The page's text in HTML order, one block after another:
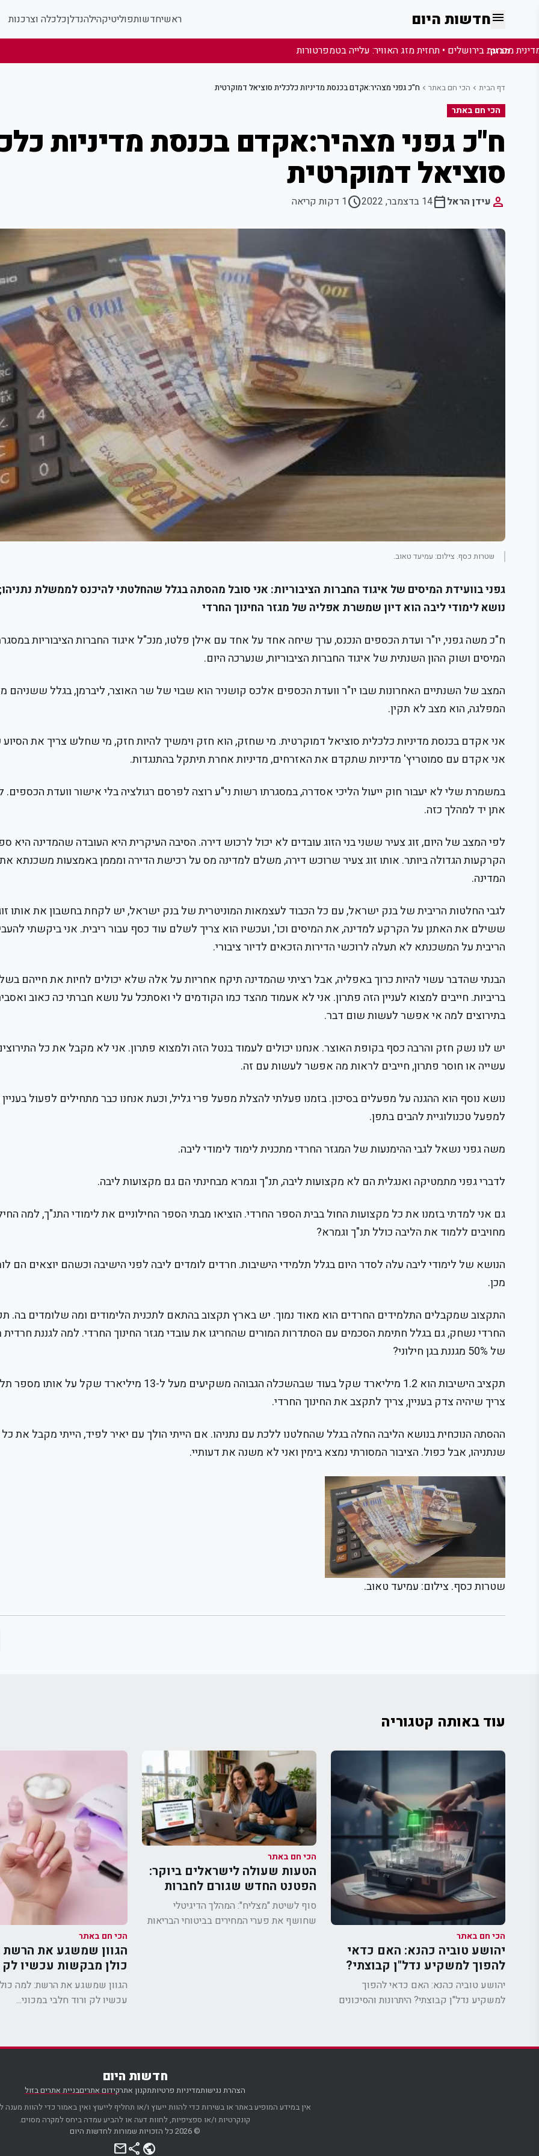
menuחדשות היום ראשיחדשותפוליטיקהילהנדלןכלכלה וצרכנות
מבזק:
דף הבית chevron_left הכי חם באתר chevron_left ח"כ גפני מצהיר:אקדם בכנסת מדיניות כלכלית סוציאל דמוקרטית
הכי חם באתר
ח"כ גפני מצהיר:אקדם בכנסת מדיניות
סוציאל דמוקרטית
person עידן הראלcalendar_today14 בדצמבר, 2022 schedule1 דקות קריאה
שטרות כסף. צילום: עמיעד טאוב.
גפני בוועידת המיסים של איגוד החברות הציבוריות: אני סובל מהסתה בגלל שהחלטתי להיכנס לממשלת נתניהו;
נושא לימודי ליבה הוא דיון שמשרת אפליה של מגזר החינוך החרדי
ח"כ משה גפני, יו"ר ועדת הכספים הנכנס, ערך שיחה אחד על אחד עם אילן פלטו, מנכ"ל איגוד החברות הציבוריות
המיסים ושוק ההון השנתית של איגוד החברות הציבוריות, שנערכה היום.
המצב של השנתיים האחרונות שבו יו"ר וועדת הכספים אלכס קושניר הוא שבוי של שר האוצר, ליברמן, בגלל ששניהם
המפלגה, הוא מצב לא תקין.
אני אקדם בכנסת מדיניות כלכלית סוציאל דמוקרטית. מי שחזק, הוא חזק וימשיך להיות חזק, מי שחלש צריך את
אני אקדם עם סמוטריץ' מדיניות שתקדם את האזרחים, מדיניות אחרת תיתקל בהתנגדות.
במשמרת שלי לא יעבור חוק ייעול הליכי אסדרה, במסגרתו רשות ני"ע רוצה לפרסם רגולציה בלי אישור וועדת הכספים.
אתן יד למהלך כזה.
לפי המצב של היום, זוג צעיר ששני בני הזוג עובדים לא יכול לרכוש דירה. הסיבה העיקרית היא העובדה שהמדינה היא
הקרקעות הגדולה ביותר. אותו זוג צעיר שרוכש דירה, משלם למדינה מס על רכישת הדירה ומממן באמצעות משכנתא
המדינה.
לגבי החלטות הריבית של בנק ישראל, עם כל הכבוד לעצמאות המוניטרית של בנק ישראל, יש לקחת בחשבון את אותו
ששילם את האתנן על הקרקע למדינה, את המיסים וכו', ועכשיו הוא צריך לשלם עוד כסף עבור ריבית. אני ביקשתי
הריבית על המשכנתא לא תעלה לרוכשי הדירות הזכאים לדיור ציבורי.
הבנתי שהדבר עשוי להיות כרוך באפליה, אבל רציתי שהמדינה תיקח אחריות על אלה שלא יכולים לחיות את חייהם בשל
בריביות. חייבים למצוא לעניין הזה פתרון. אני לא אעמוד מהצד כמו הקודמים לי ואסתכל על נושא חברתי כה כאוב
בתירוצים למה אי אפשר לעשות שום דבר.
יש לנו נשק חזק והרבה כסף בקופת האוצר. אנחנו יכולים לעמוד בנטל הזה ולמצוא פתרון. אני לא מקבל את כל
עשייה או חוסר פתרון, חייבים לראות מה אפשר לעשות עם זה.
נושא נוסף הוא ההגנה על מפעלים בסיכון. בזמנו פעלתי להצלת מפעל פרי גליל, וכעת אנחנו כבר מתחילים לפעול בעניין
למפעל טכנולוגיית להבים בתפן.
משה גפני נשאל לגבי ההימנעות של המגזר החרדי מתכנית לימוד לימודי ליבה.
לדברי גפני מתמטיקה ואנגלית הם לא מקצועות ליבה, תנ"ך וגמרא מבחינתי הם גם מקצועות ליבה.
גם אני למדתי בזמנו את כל מקצועות החול בבית הספר החרדי. הוציאו מבתי הספר החילוניים את לימודי התנ"ך, למה
מחויבים ללמוד את הליבה כולל תנ"ך וגמרא?
הנושא של לימודי ליבה עלה לסדר היום בגלל תלמידי הישיבות. חרדים לומדים ליבה לפני הישיבה וכשהם יוצאים הם
מכן.
התקצוב שמקבלים התלמידים החרדים הוא מאוד נמוך. יש בארץ תקצוב בהתאם לתכנית הלימודים ומה שלומדים בה.
החרדי נשחק, גם בגלל חתימת הסכמים עם הסתדרות המורים שהחריגו את עובדי מגזר החינוך החרדי. למה לגננת
של 50% מגננת בגן חילוני?
תקציב הישיבות הוא 1.2 מיליארד שקל בעוד שבהשכלה הגבוהה משקיעים מעל ל-13 מיליארד שקל
צריך שיהיה צדק בעניין, צריך לתקצב את החינוך החרדי.
ההסתה הנוכחית בנושא הליבה החלה בגלל שהחלטנו ללכת עם נתניהו. אם הייתי הולך עם יאיר לפיד, הייתי מקבל את
שנתניהו, אבל כפול. הציבור המסורתי נמצא בימין ואני לא משנה את דעותיי.
שטרות כסף. צילום: עמיעד טאוב.
עוד באותה קטגוריה
הכי חם באתר
יהושע טוביה כהנא: האם כדאי
להפוך למשקיע נדל"ן קבוצתי?
היתרונות והסיכונים במיזמים
משותפים
יהושע טוביה כהנא: האם כדאי להפוך
למשקיע נדל"ן קבוצתי? היתרונות והסיכונים
הכי חם באתר
הטעות שעולה לישראלים ביוקר:
הפטנט החדש שגורם לחברות
הביטוח להחזיר כסף ללקוחות.
סוף לשיטת "מצליח": המהלך הדיגיטלי
שחושף את פערי המחירים בביטוחי הבריאות
הכי חם באתר
הגוון שמשגע את הרשת
כולן מבקשות עכשיו לק
חלבי במכוני היופי
הגוון שמשגע את הרשת: למה
עכשיו לק ורוד חלבי במכוני...
חדשות היום
הצהרת נגישותמדיניות פרטיותתקנון אתרקידום אתריםבניית אתרים בזול
אין במידע המופיע באתר או בשירות כדי להוות ייעוץ ו/או תחליף לייעוץ ואין באמור כדי להוות מענה
קונקרטיות ו/או ספציפיות, לחוות דעה או להביע עמדה ביחס למקרה מסוים.
© 2026 כל הזכויות שמורות לחדשות היום
public
share
mail